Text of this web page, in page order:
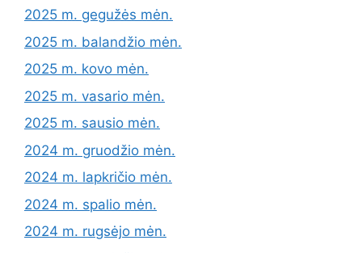
2025 m. gegužės mėn.
2025 m. balandžio mėn.
2025 m. kovo mėn.
2025 m. vasario mėn.
2025 m. sausio mėn.
2024 m. gruodžio mėn.
2024 m. lapkričio mėn.
2024 m. spalio mėn.
2024 m. rugsėjo mėn.